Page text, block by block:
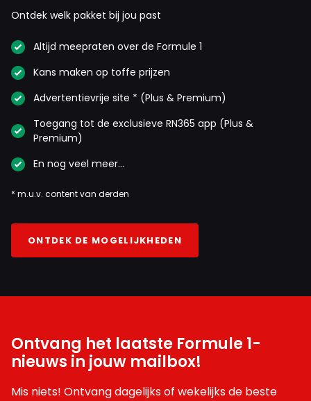
Ontdek welk pakket bij jou past
Altijd meepraten over de Formule 1
Kans maken op toffe prijzen
Advertentievrije site * (Plus & Premium)
Toegang tot de exclusieve RN365 app (Plus &
Premium)
En nog veel meer…
* m.u.v. content van derden
ONTDEK DE MOGELIJKHEDEN
Ontvang het laatste Formule 1-
nieuws in jouw mailbox!
Mis niets! Ontvang dagelijks of wekelijks de beste